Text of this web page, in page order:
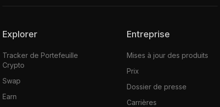
Explorer
Tracker de Portefeuille
Crypto
Swap
Earn
Entreprise
Mises à jour des produits
Prix
Dossier de presse
Carrières